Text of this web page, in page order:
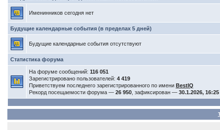
Именинников сегодня нет
Будущие календарные события (в пределах 5 дней)
Будущие календарные события отсутствуют
Статистика форума
На форуме сообщений: 116 051
Зарегистрировано пользователей: 4 419
Приветствуем последнего зарегистрированного по имени BestIQ
Рекорд посещаемости форума — 26 950, зафиксирован — 30.1.2026, 16:25